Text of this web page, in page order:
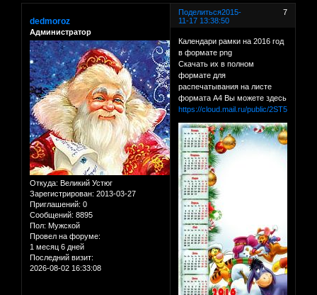
Поделиться 7
2015-
11-17 13:38:50
dedmoroz
Администратор
Откуда: Великий Устюг
Зарегистрирован: 2013-03-27
Приглашений: 0
Сообщений: 8895
Пол: Мужской
Провел на форуме:
1 месяц 6 дней
Последний визит:
2026-08-02 16:33:08
Календари рамки на 2016 год
в формате png
Скачать их в полном
формате для
распечатывания на листе
формата А4 Вы можете здесь
https://cloud.mail.ru/public/2ST5/